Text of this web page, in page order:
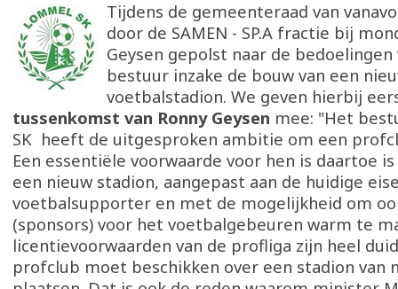
Tijdens de gemeenteraad van
door de SAMEN - SP.A fractie bij
Geysen gepolst naar de
bestuur inzake de bouw van een
voetbalstadion. We geven hierbij
tussenkomst van Ronny Geysen mee: "Het
SK heeft de uitgesproken ambitie om een
Een essentiële voorwaarde voor hen is daartoe
een nieuw stadion, aangepast aan de huidige
voetbalsupporter en met de mogelijkheid om
(sponsors) voor het voetbalgebeuren warm te
licentievoorwaarden van de profliga zijn heel
profclub moet beschikken over een stadion van